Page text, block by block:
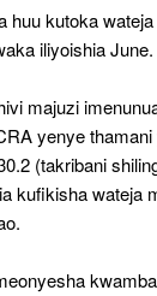
huu kutoka
iliyoishia June.
majuzi
yenye
(takribani
kufikisha wateja